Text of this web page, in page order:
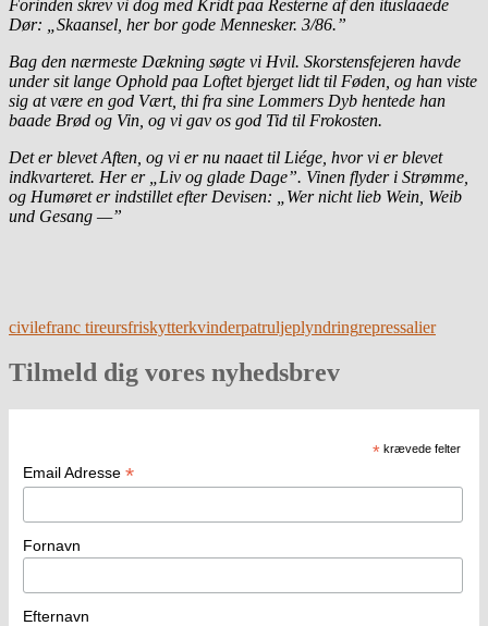
Forinden skrev vi dog med Kridt paa Resterne af den ituslaaede
Dør: „Skaansel, her bor gode Mennesker. 3/86.”
Bag den nærmeste Dækning søgte vi Hvil. Skorstensfejeren havde
under sit lange Ophold paa Loftet bjerget lidt til Føden, og han viste
sig at være en god Vært, thi fra sine Lommers Dyb hentede han
baade Brød og Vin, og vi gav os god Tid til Frokosten.
Det er blevet Aften, og vi er nu naaet til Liége, hvor vi er blevet
indkvarteret. Her er „Liv og glade Dage”. Vinen flyder i Strømme,
og Humøreter indstillet efter Devisen: „Wer nicht lieb Wein, Weib
und Gesang —”
civilefranc tireursfriskytterkvinderpatruljeplyndringrepressalier
Tilmeld dig vores nyhedsbrev
* krævede felter
Email Adresse *
Fornavn
Efternavn